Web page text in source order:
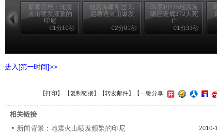
新闻背景：地震
火山喷发频繁的
印尼
01分10秒
地震海啸刚过 印
尼遭遇火山爆发
02分01秒
印尼10?25地震海
啸已造成272人死
亡
01分33秒
进入[第一时间]>>
【打印 】 【复制链接】【转发邮件】 【一键分享
相关链接
新闻背景：地震火山喷发频繁的印尼
2010-